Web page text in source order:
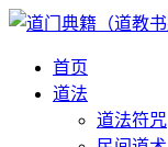
首页
道法
道法符咒